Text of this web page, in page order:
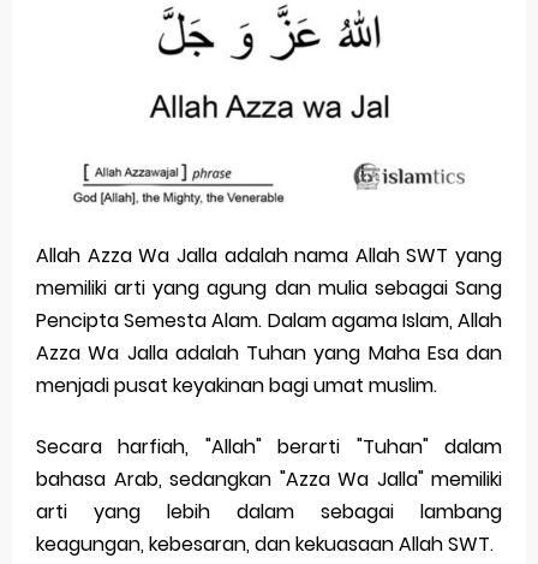
Pp Wa Couple Pasangan: Cara Terbaik Untuk Menjaga Hubungan
Cara Mengecek Windows Ori
Aplikasi Togel Android: Solusi Praktis Untuk Pecinta Togel
Siap Video Call, tapi Download Aplikasinya Dulu, Abangku
Monday, 10 August
Allah Azza Wa Jalla adalah nama Allah SWT yang
memiliki arti yang agung dan mulia sebagai Sang
Pencipta Semesta Alam. Dalam agama Islam, Allah
Azza Wa Jalla adalah Tuhan yang Maha Esa dan
menjadi pusat keyakinan bagi umat muslim.
Secara harfiah, "Allah" berarti "Tuhan" dalam
bahasa Arab, sedangkan "Azza Wa Jalla" memiliki
arti yang lebih dalam sebagai lambang
keagungan, kebesaran, dan kekuasaan Allah SWT.